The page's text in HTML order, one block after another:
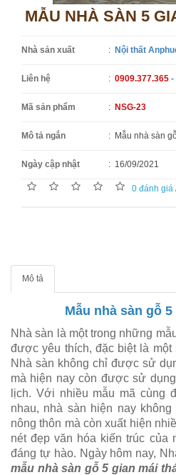
MẪU NHÀ SÀN 5
Nhà sản xuất : Nội thất
Liên hệ : 0909.377.365 -
Mã sản phẩm : NSG-23
Mô tả ngắn : Mẫu nhà sàn
Ngày cập nhật : 16/09/2021
0 đánh giá
Mô tả
Mẫu nhà sàn gỗ
Nhà sàn là một trong những
được yêu thích, đặc biệt là một
Nhà sàn không chỉ được sử
mà hiện nay còn được sử
lịch. Với nhiều mẫu mã cùng
nhau, nhà sàn hiện nay
nông thôn mà còn xuất hiện
nét đẹp văn hóa kiến trúc của
đáng tự hào. Ngày hôm nay,
mẫu nhà sàn gỗ 5 gian mái